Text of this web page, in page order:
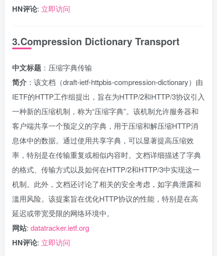
HN评论: 立即访问
3.Compression Dictionary Transport
中文标题 ：压缩字典传输
简介 ：该文档（draft-ietf-httpbis-compression-dictionary）由
IETF的HTTP工作组提出，旨在为HTTP/2和HTTP/3协议引入
一种新的压缩机制，称为“压缩字典”。该机制允许服务器和
客户端共享一个预定义的字典，用于压缩和解压缩HTTP消
息体中的数据。通过使用共享字典，可以显著提高压缩效
率，特别是在传输重复或相似内容时。文档详细描述了字典
的格式、传输方式以及如何在HTTP/2和HTTP/3中实现这一
机制。此外，文档还讨论了相关的安全考虑，如字典泄露和
滥用风险。该提案旨在优化HTTP协议的性能，特别是在高
延迟或带宽受限的网络环境中。
网站: datatracker.ietf.org
HN评论: 立即访问